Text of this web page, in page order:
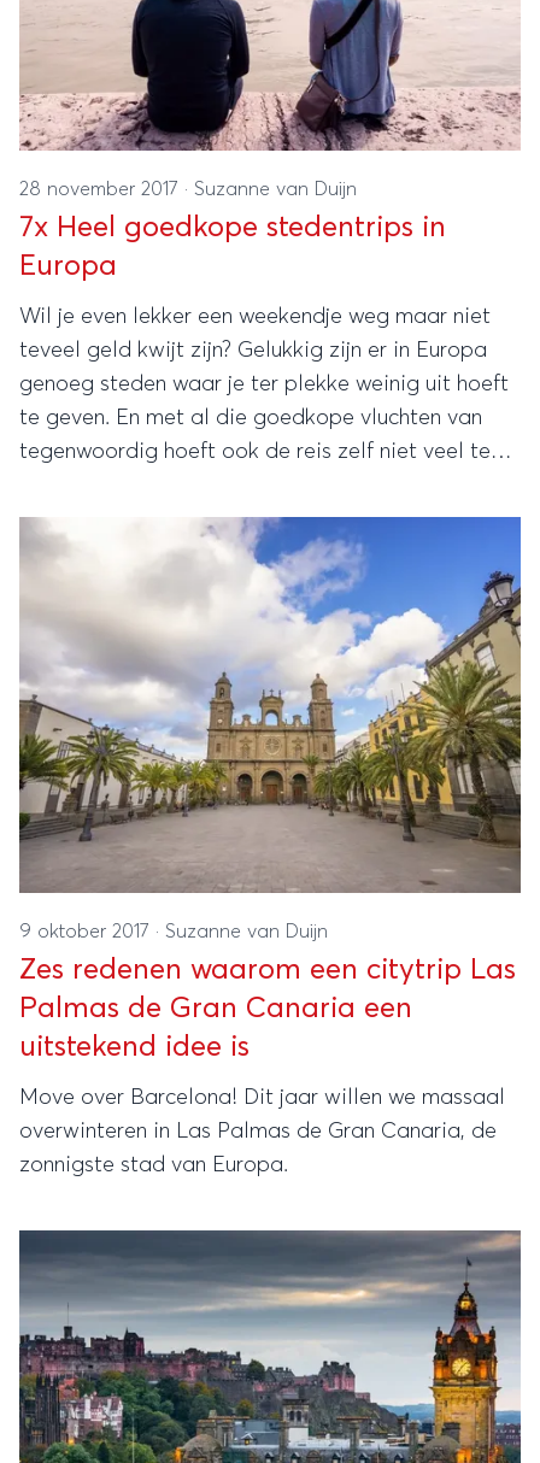
28 november 2017 · Suzanne van Duijn
7x Heel goedkope stedentrips in
Europa
Wil je even lekker een weekendje weg maar niet
teveel geld kwijt zijn? Gelukkig zijn er in Europa
genoeg steden waar je ter plekke weinig uit hoeft
te geven. En met al die goedkope vluchten van
tegenwoordig hoeft ook de reis zelf niet veel te
9 oktober 2017 · Suzanne van Duijn
Zes redenen waarom een citytrip Las
Palmas de Gran Canaria een
uitstekend idee is
Move over Barcelona! Dit jaar willen we massaal
overwinteren in Las Palmas de Gran Canaria, de
zonnigste stad van Europa.